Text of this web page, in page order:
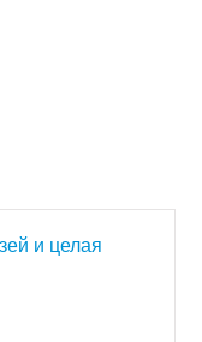
и целая